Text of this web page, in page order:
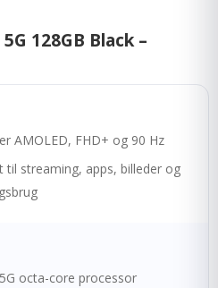
128GB Black –
AMOLED, FHD+ og 90 Hz
til streaming, apps, billeder og
octa-core processor